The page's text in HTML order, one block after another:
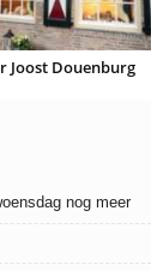
Joost Douenburg
nog meer